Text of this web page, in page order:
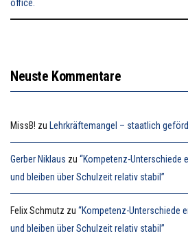
Neuste Kommentare
MissB! zu Lehrkräftemangel – staatlich
Gerber Niklaus zu “Kompetenz-Unterschiede
und bleiben über Schulzeit relativ stabil”
Felix Schmutz zu “Kompetenz-Unterschiede
und bleiben über Schulzeit relativ stabil”